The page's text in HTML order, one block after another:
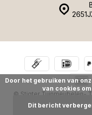
© Stigter Tuinmeubelen-
Door het gebruiken van
van cookies
Dit bericht